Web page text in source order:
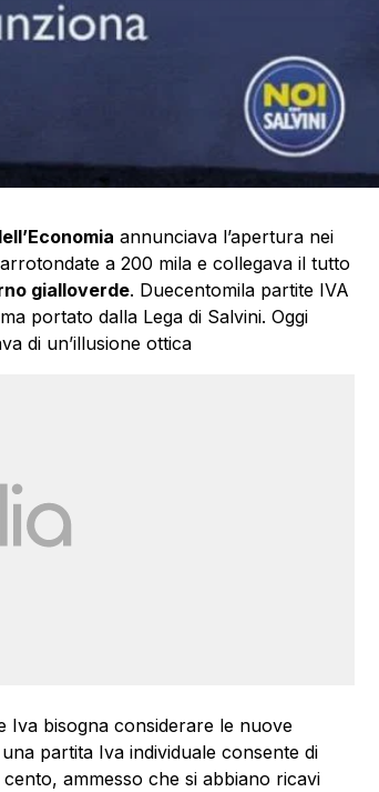
annunciava l’apertura nei
a 200 mila e collegava il tutto
gialloverde. Duecentomila partite IVA
portato dalla Lega di Salvini. Oggi
di un’illusione ottica
Iva bisogna considerare le nuove
partita Iva individuale consente di
ammesso che si abbiano ricavi